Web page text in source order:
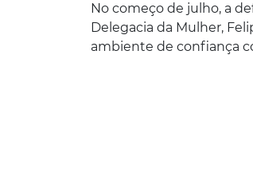
No começo de julho, a
Delegacia da Mulher,
ambiente de confiança